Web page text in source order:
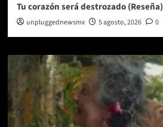
Tu corazón será destrozado (Reseña)
unpluggednewsmx 5 agosto, 2026 0